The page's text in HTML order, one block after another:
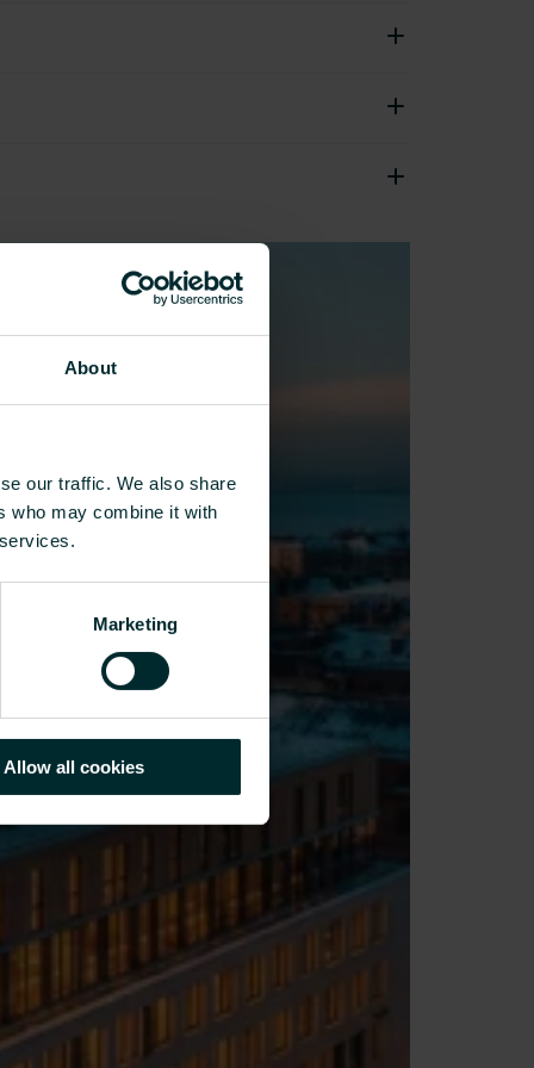
About
our traffic. We also share
who may combine it with
Marketing
Allow all cookies